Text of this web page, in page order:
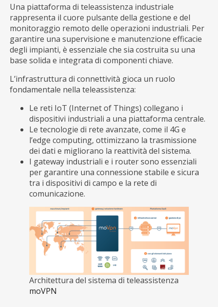
Una piattaforma di teleassistenza industriale
rappresenta il cuore pulsante della gestione e del
monitoraggio remoto delle operazioni industriali. Per
garantire una supervisione e manutenzione efficacie
degli impianti, è essenziale che sia costruita su una
base solida e integrata di componenti chiave.
L’infrastruttura di connettività gioca un ruolo
fondamentale nella teleassistenza:
Le reti IoT (Internet of Things) collegano i
dispositivi industriali a una piattaforma centrale.
Le tecnologie di rete avanzate, come il 4G e
l’edge computing, ottimizzano la trasmissione
dei dati e migliorano la reattività del sistema.
I gateway industriali e i router sono essenziali
per garantire una connessione stabile e sicura
tra i dispositivi di campo e la rete di
comunicazione.
Architettura del sistema di teleassistenza
moVPN